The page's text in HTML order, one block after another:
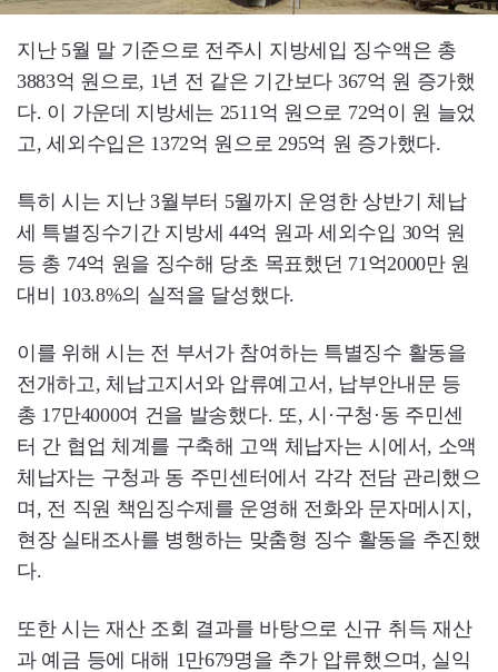
지난 5월 말 기준으로 전주시 지방세입 징수액은 총
3883억 원으로, 1년 전 같은 기간보다 367억 원 증가했
다. 이 가운데 지방세는 2511억 원으로 72억이 원 늘었
고, 세외수입은 1372억 원으로 295억 원 증가했다.
특히 시는 지난 3월부터 5월까지 운영한 상반기 체납
세 특별징수기간 지방세 44억 원과 세외수입 30억 원
등 총 74억 원을 징수해 당초 목표했던 71억2000만 원
대비 103.8%의 실적을 달성했다.
이를 위해 시는 전 부서가 참여하는 특별징수 활동을
전개하고, 체납고지서와 압류예고서, 납부안내문 등
총 17만4000여 건을 발송했다. 또, 시·구청·동 주민센
터 간 협업 체계를 구축해 고액 체납자는 시에서, 소액
체납자는 구청과 동 주민센터에서 각각 전담 관리했으
며, 전 직원 책임징수제를 운영해 전화와 문자메시지,
현장 실태조사를 병행하는 맞춤형 징수 활동을 추진했
다.
또한 시는 재산 조회 결과를 바탕으로 신규 취득 재산
과 예금 등에 대해 1만679명을 추가 압류했으며, 실익